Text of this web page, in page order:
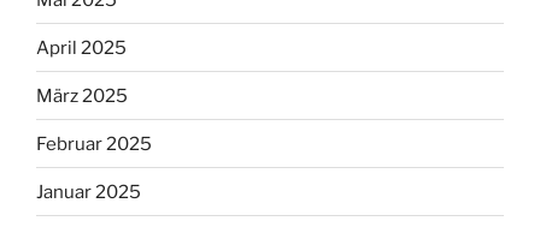
April 2025
März 2025
Februar 2025
Januar 2025